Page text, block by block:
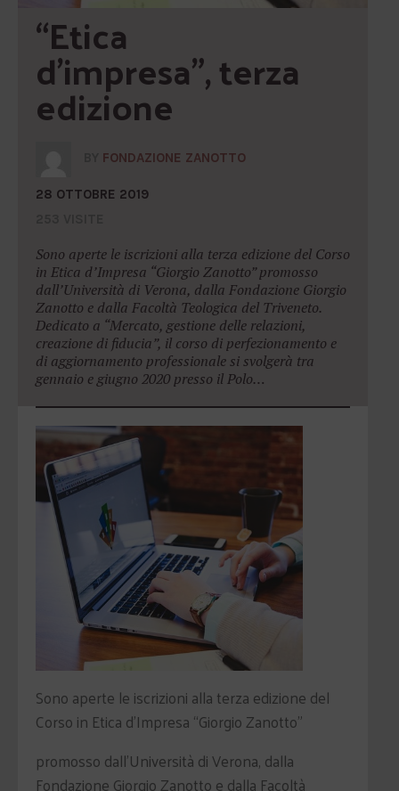
“Etica
d’impresa”, terza
edizione
FONDAZIONE ZANOTTO
28 OTTOBRE 2019
Sono aperte le iscrizioni alla terza edizione del Corso
in Etica d’Impresa “Giorgio Zanotto” promosso
dall’Università di Verona, dalla Fondazione Giorgio
Zanotto e dalla Facoltà Teologica del Triveneto.
Dedicato a “Mercato, gestione delle relazioni,
creazione di fiducia”, il corso di perfezionamento e
di aggiornamento professionale si svolgerà tra
gennaio e giugno 2020 presso il Polo…
Sono aperte le iscrizioni alla terza edizione del
Corso in Etica d’Impresa “Giorgio Zanotto”
promosso dall’Università di Verona, dalla
Fondazione Giorgio Zanotto e dalla Facoltà